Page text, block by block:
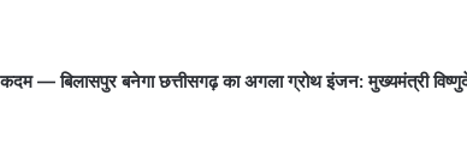
— बिलासपुर बनेगा छत्तीसगढ़ का अगला ग्रोथ इंजन: मुख्यमंत्री